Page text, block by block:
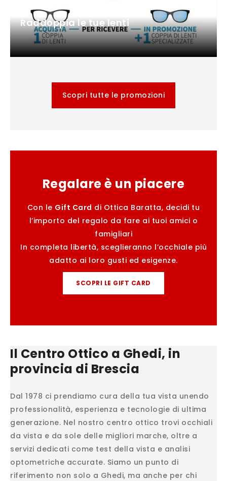
Raddoppia le tue lenti
Scopri tutte le promozioni
Regalare è un piacere
Con le Gift Card di Ottica Baratta, decidi tu
l’importo del regalo da fare ai tuoi amici o
famigliari
In completa libertà, sceglieranno l’occhiale più
adatto ai loro gusti ed esigenze.
SCOPRI LE GIFT CARD
Il Centro Ottico a Ghedi, in
provincia di Brescia
Dal 1978 ci prendiamo cura della tua vista unendo
professionalità, esperienza e tecnologie di ultima
generazione. Nel nostro centro ottico trovi occhiali
da vista e da sole delle migliori marche, oltre a
servizi dedicati come test della vista e analisi
optometriche accurate. Siamo un punto di
riferimento non solo a Ghedi, ma anche per chi